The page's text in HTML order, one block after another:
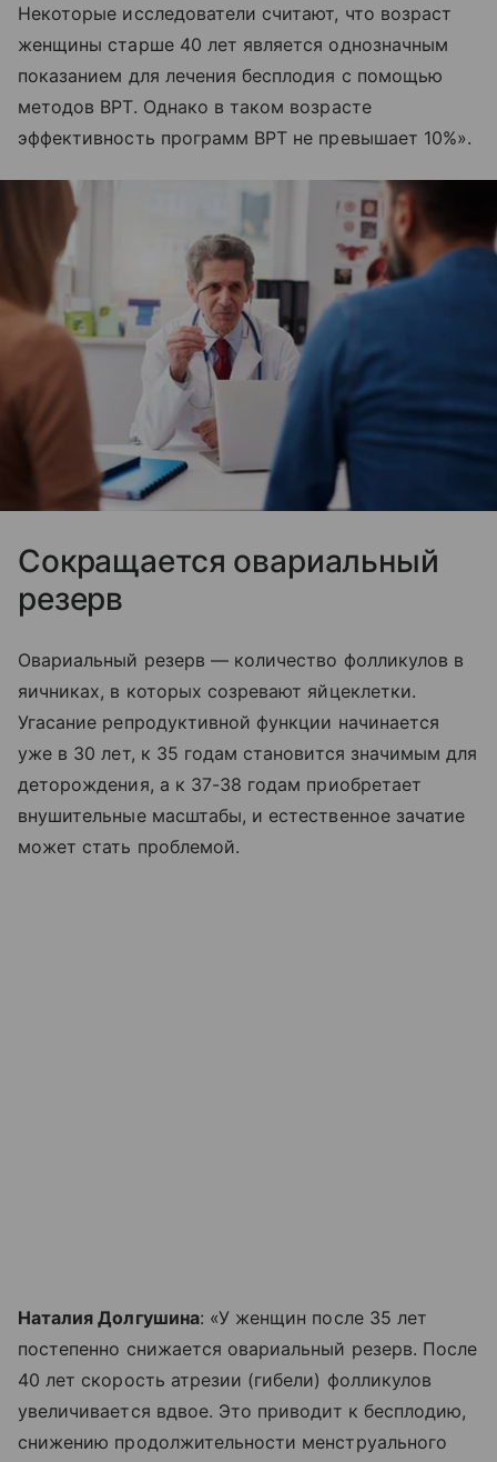
Некоторые исследователи считают, что возраст
женщины старше 40 лет является однозначным
показанием для лечения бесплодия с помощью
методов ВРТ. Однако в таком возрасте
эффективность программ ВРТ не превышает 10%».
Сокращается овариальный
резерв
Овариальный резерв — количество фолликулов в
яичниках, в которых созревают яйцеклетки.
Угасание репродуктивной функции начинается
уже в 30 лет, к 35 годам становится значимым для
деторождения, а к 37-38 годам приобретает
внушительные масштабы, и естественное зачатие
может стать проблемой.
Наталия Долгушина: «У женщин после 35 лет
постепенно снижается овариальный резерв. После
40 лет скорость атрезии (гибели) фолликулов
увеличивается вдвое. Это приводит к бесплодию,
снижению продолжительности менструального